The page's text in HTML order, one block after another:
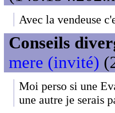
Avec la vendeuse
Conseils
mere (invité)
Moi perso si une
une autre je serais